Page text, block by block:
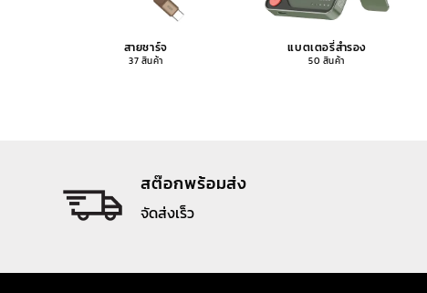
สายชาร์จ
37 สินค้า
แบตเตอรี่สำรอง
50 สินค้า
สต๊อกพร้อมส่ง
จัดส่งเร็ว